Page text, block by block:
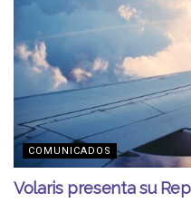
COMUNICADOS
Volaris presenta su